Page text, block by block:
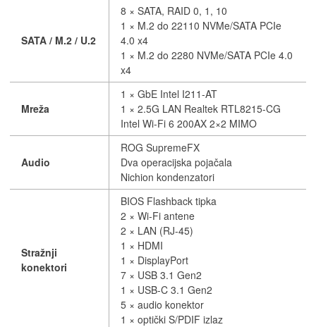
SATA / M.2 / U.2
8 × SATA, RAID 0, 1, 10
1 × M.2 do 22110 NVMe/SATA PCIe
4.0 x4
1 × M.2 do 2280 NVMe/SATA PCIe 4.0
x4
Mreža
1 × GbE Intel I211-AT
1 × 2.5G LAN Realtek RTL8215-CG
Intel Wi-Fi 6 200AX 2×2 MIMO
Audio
ROG SupremeFX
Dva operacijska pojačala
Nichion kondenzatori
Stražnji
konektori
BIOS Flashback tipka
2 × Wi-Fi antene
2 × LAN (RJ-45)
1 × HDMI
1 × DisplayPort
7 × USB 3.1 Gen2
1 × USB-C 3.1 Gen2
5 × audio konektor
1 × optički S/PDIF izlaz